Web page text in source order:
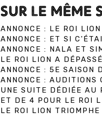
SUR LE MÊME
ANNONCE : LE ROI
ANNONCE : ET SI
ANNONCE : NALA ET
LE ROI LION A
ANNONCE : 5E SAISON
ANNONCE : AUDITIONS
UNE SUITE DÉDIÉE AU
ET DE 4 POUR LE ROI
LE ROI LION